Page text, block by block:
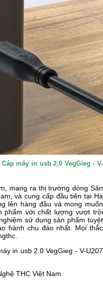
máy in usb 2.0 VegGieg - V-
mang ra thị trường dòng Sản
và cung cấp đầu tiên tại Hà
lên hàng đầu và mong muốn
phẩm với chất lượng vượt trội
sử dụng sản phẩm tuyệt
hành chu đáo nhất. Mọi thắc
in usb 2.0 VegGieg - V-U207
THC Việt Nam